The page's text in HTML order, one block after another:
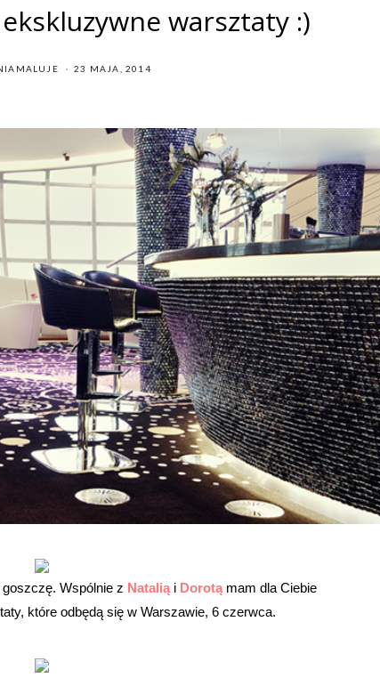
warsztaty :)
POSTED
23 MAJA, 2014
Wspólnie z Natalią i Dorotą mam dla Ciebie
które odbędą się w Warszawie, 6 czerwca.